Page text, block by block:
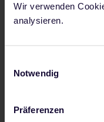
Wir verwenden
analysieren.
Notwendig
Präferenzen